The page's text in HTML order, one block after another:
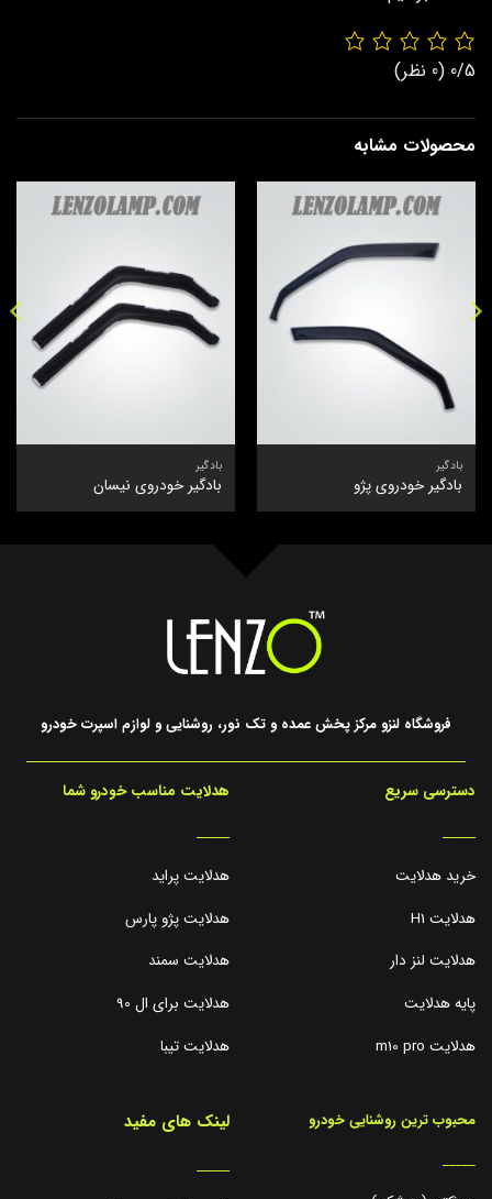
0/5 (0 نظر)
محصولات مشابه
بادگیر
بادگیر خودروی پژو
بادگیر
بادگیر خودروی نیسان
فروشگاه لنزو مرکز پخش عمده و تک نور، روشنایی و لوازم اسپرت خودرو
دسترسی سریع
_____
خرید هدلایت
هدلایت H1
هدلایت لنز دار
پایه هدلایت
هدلایت m10 pro
هدلایت مناسب خودرو شما
_____
هدلایت پراید
هدلایت پژو پارس
هدلایت سمند
هدلایت برای ال 90
هدلایت تیبا
محبوب ترین روشنایی خودرو
_____
لینک های مفید
_____